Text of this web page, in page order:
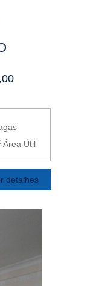
Área Útil
detalhes